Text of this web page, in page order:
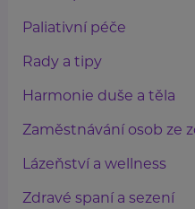
Paliativní péče
Rady a tipy
Harmonie duše a těla
Zaměstnávání osob ze
Lázeňství a wellness
Zdravé spaní a sezení